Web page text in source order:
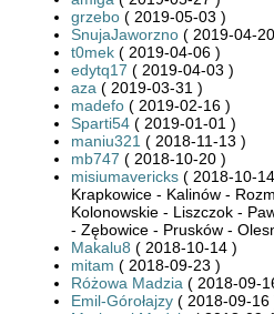
grzebo ( 2019-05-03 )
SnujaJaworzno ( 2019-04-
t0mek ( 2019-04-06 )
edytq17 ( 2019-04-03 )
aza ( 2019-03-31 )
madefo ( 2019-02-16 )
Sparti54 ( 2019-01-01 )
maniu321 ( 2018-11-13 )
mb747 ( 2018-10-20 )
misiumavericks ( 2018-10-
Krapkowice - Kalinów -
Kolonowskie - Liszczok -
- Zębowice - Prusków -
Makalu8 ( 2018-10-14 )
mitam ( 2018-09-23 )
Różowa Madzia ( 2018-09-
Emil-Górołajzy ( 2018-09-16